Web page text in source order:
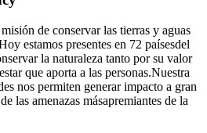
de conservar las tierras y aguas
estamos presentes en 72 paísesdel
la naturaleza tanto por su valor
que aporta a las personas.Nuestra
nos permiten generar impacto a gran
las amenazas másapremiantes de la